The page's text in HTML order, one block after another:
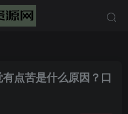
点苦是什么原因？口